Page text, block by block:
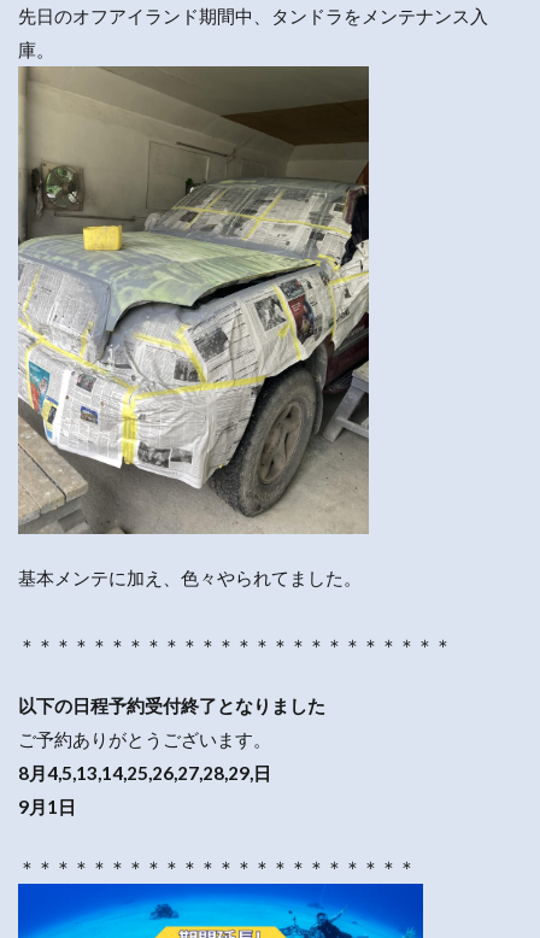
先日のオフアイランド期間中、タンドラをメンテナンス入
庫。
基本メンテに加え、色々やられてました。
＊＊＊＊＊＊＊＊＊＊＊＊＊＊＊＊＊＊＊＊＊＊＊＊
以下の日程予約受付終了となりました
ご予約ありがとうございます。
8月4,5,13,14,25,26,27,28,29,日
9月1日
＊＊＊＊＊＊＊＊＊＊＊＊＊＊＊＊＊＊＊＊＊＊